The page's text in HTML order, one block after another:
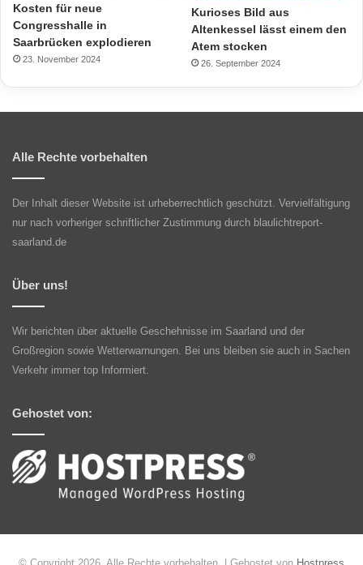
Kosten für neue
Congresshalle in
Saarbrücken explodieren
23. November 2024
Kurioses Bild aus
Altenkessel lässt einem den
Atem stocken
26. September 2024
Alle Rechte vorbehalten
Der Inhalt dieser Website ist urheberrechtlich geschützt. Vervielfältigung
nur nach vorheriger schriftlicher Zustimmung durch blaulichtreport-
saarland.de
Über uns!
Wir berichten über aktuelle Geschehnisse im Saarland und der
Großregion sowie Wetterwarnungen. Bei uns bleiben sie auch in Sachen
Verkehr immer top Informiert.
Gehostet von: